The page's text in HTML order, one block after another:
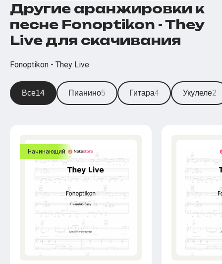
Другие аранжировки к
песне Fonoptikon - They
Live для скачивания
Fonoptikon - They Live
Все14 Пианино5 Гитара4 Укулеле2
Начинающий